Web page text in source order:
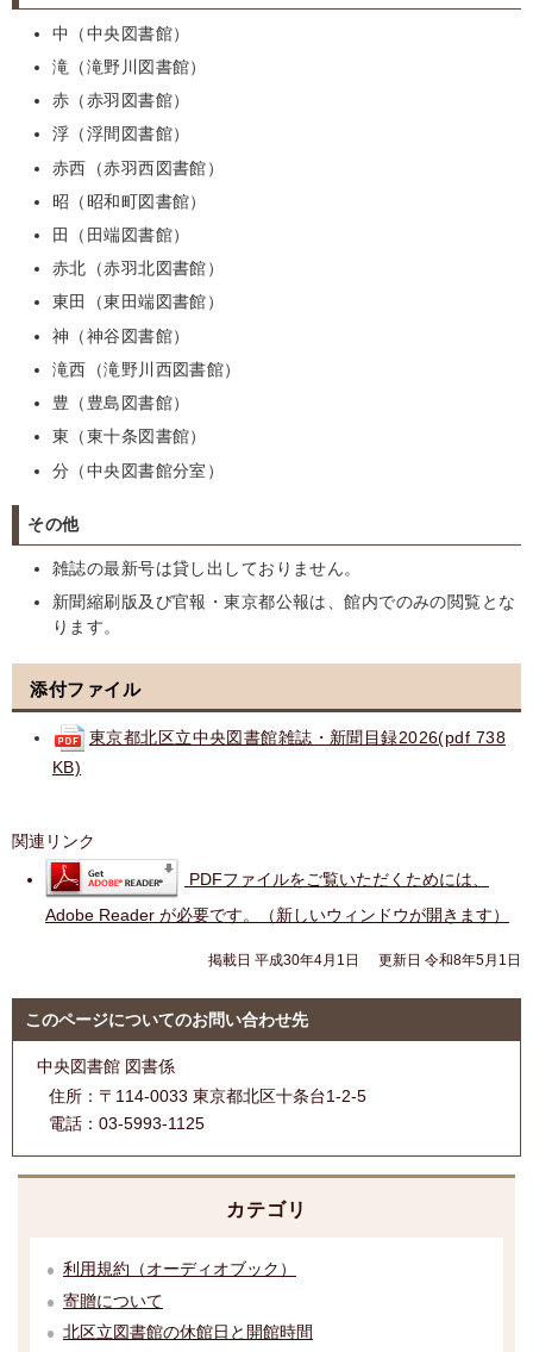
中（中央図書館）
滝（滝野川図書館）
赤（赤羽図書館）
浮（浮間図書館）
赤西（赤羽西図書館）
昭（昭和町図書館）
田（田端図書館）
赤北（赤羽北図書館）
東田（東田端図書館）
神（神谷図書館）
滝西（滝野川西図書館）
豊（豊島図書館）
東（東十条図書館）
分（中央図書館分室）
その他
雑誌の最新号は貸し出しておりません。
新聞縮刷版及び官報・東京都公報は、館内でのみの閲覧とな
ります。
添付ファイル
東京都北区立中央図書館雑誌・新聞目録2026(pdf 738
KB)
関連リンク
PDFファイルをご覧いただくためには、
Adobe Reader が必要です。（新しいウィンドウが開きます）
掲載日 平成30年4月1日 更新日 令和8年5月1日
このページについてのお問い合わせ先
中央図書館 図書係
住所： 〒114-0033 東京都北区十条台1-2-5
電話： 03-5993-1125
カテゴリ
利用規約（オーディオブック）
寄贈について
北区立図書館の休館日と開館時間